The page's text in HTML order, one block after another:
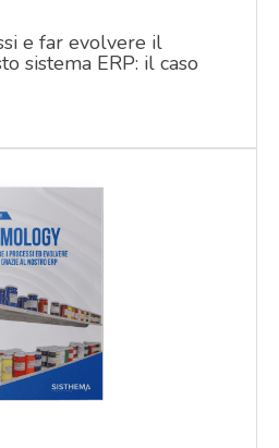
e far evolvere il
sistema ERP: il caso